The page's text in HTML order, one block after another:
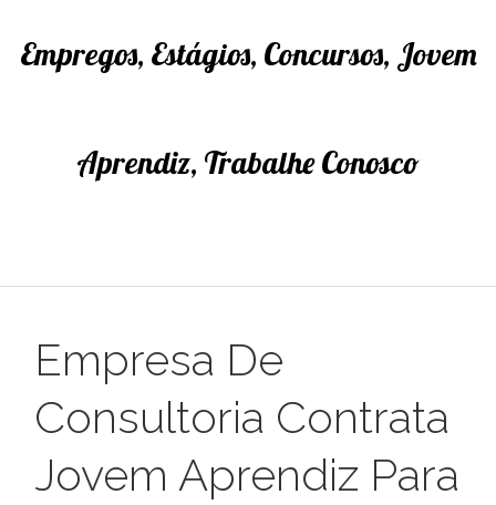
Empregos, Estágios, Concursos, Jovem
Aprendiz, Trabalhe Conosco
Empresa De
Consultoria Contrata
Jovem Aprendiz Para